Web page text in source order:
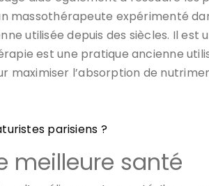
massothérapeute expérimenté
utilisée depuis des siècles. Il
est une pratique ancienne
l’absorption de
parisiens ?
meilleure santé